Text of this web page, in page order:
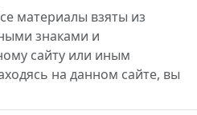
материалы взяты из
знаками и
сайту или иным
на данном сайте, вы